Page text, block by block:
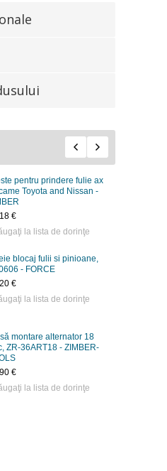
pentru prindere fulie ax
Toyota and Nissan -
€
la lista de dorinţe
blocaj fulii si pinioane,
- FORCE
€
la lista de dorinţe
montare alternator 18
ZR-36ART18 - ZIMBER-
€
la lista de dorinţe